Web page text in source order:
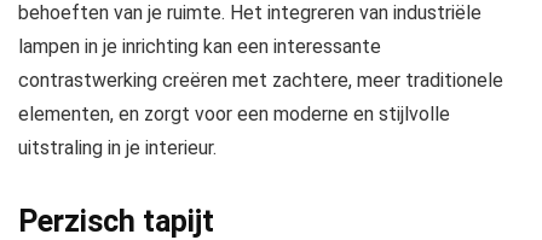
behoeften van je ruimte. Het integreren van industriële
lampen in je inrichting kan een interessante
contrastwerking creëren met zachtere, meer traditionele
elementen, en zorgt voor een moderne en stijlvolle
uitstraling in je interieur.
Perzisch tapijt